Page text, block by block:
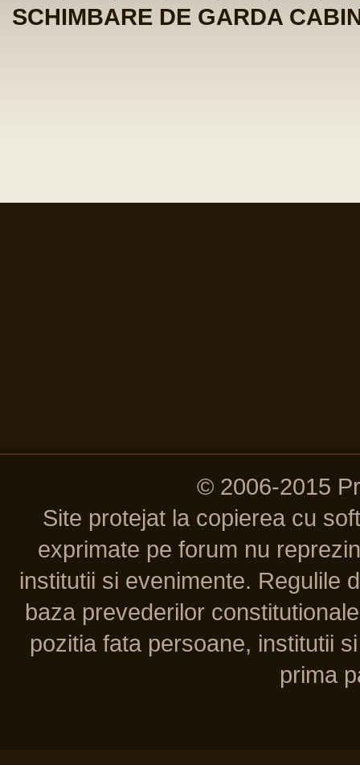
SCHIMBARE DE GARDA
© 2006-2015
Site protejat la copierea cu
exprimate pe forum nu
institutii si evenimente. Regulile
baza prevederilor
pozitia fata persoane, institutii
prima